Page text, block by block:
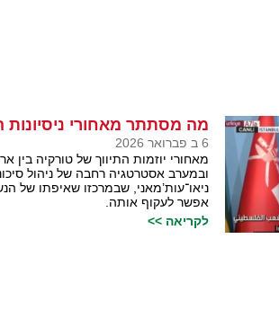
מה מסתתר מאחורי ניסיונות
6 ב פברואר 2026
מאחורי יוזמות התיווך של טורקיה בין
ובמערב אסטרטגיה רחבה של ניהול
ניאו־עות’מאני, שבמרכזו שאיפתו של
אפשר לעקוף אותה.
לקריאה >>